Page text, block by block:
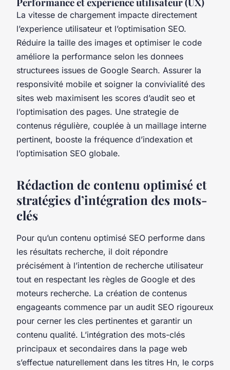
La vitesse de chargement impacte directement
l’experience utilisateur et l’optimisation SEO.
Réduire la taille des images et optimiser le code
améliore la performance selon les donnees
structurees issues de Google Search. Assurer la
responsivité mobile et soigner la convivialité des
sites web maximisent les scores d’audit seo et
l’optimisation des pages. Une strategie de
contenus régulière, couplée à un maillage interne
pertinent, booste la fréquence d’indexation et
l’optimisation SEO globale.
Rédaction de contenu optimisé et
stratégies d’intégration des mots-
clés
Pour qu’un contenu optimisé SEO performe dans
les résultats recherche, il doit répondre
précisément à l’intention de recherche utilisateur
tout en respectant les règles de Google et des
moteurs recherche. La création de contenus
engageants commence par un audit SEO rigoureux
pour cerner les cles pertinentes et garantir un
contenu qualité. L’intégration des mots-clés
principaux et secondaires dans la page web
s’effectue naturellement dans les titres Hn, le corps